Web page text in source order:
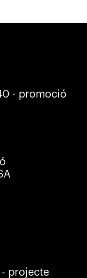
- promoció
- projecte